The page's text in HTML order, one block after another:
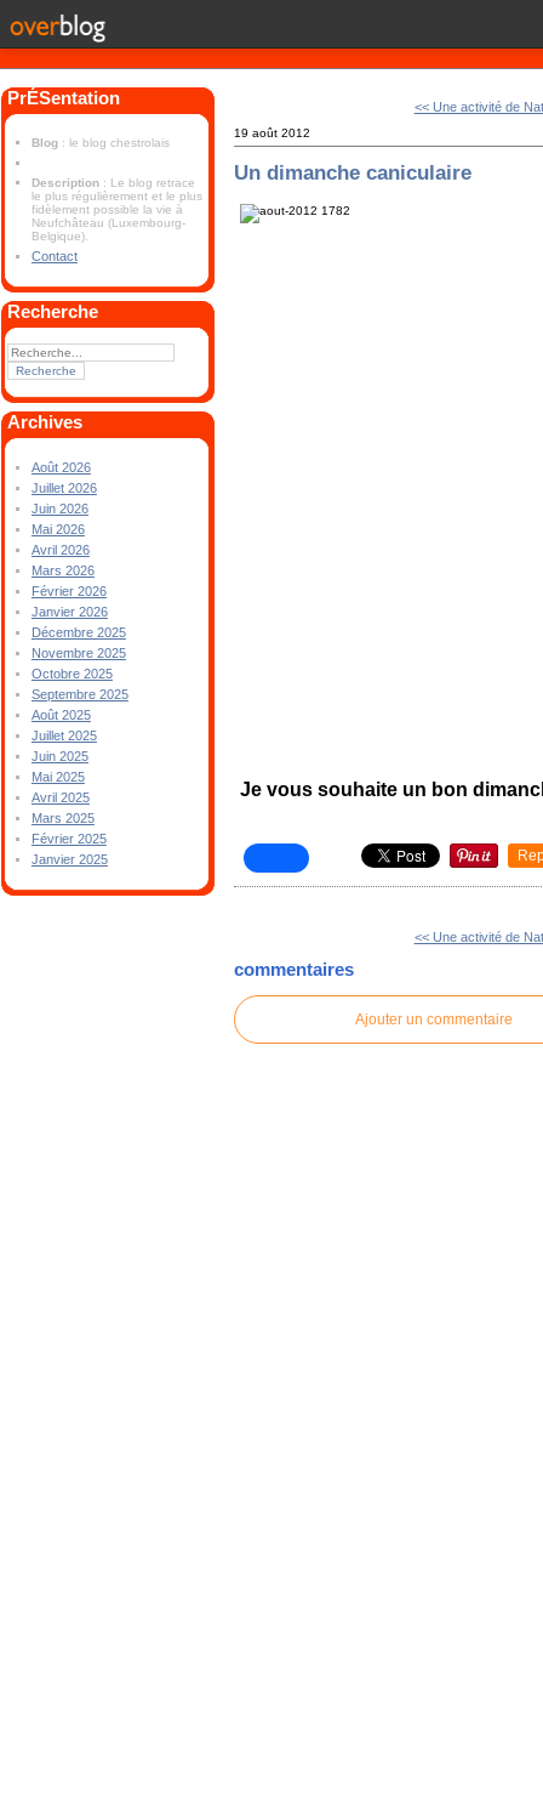
PrÉSentation
Blog : le blog chestrolais
Description : Le blog retrace
le plus régulièrement et le plus
fidèlement possible la vie à
Neufchâteau (Luxembourg-
Belgique).
Contact
Recherche
Archives
Août 2026
Juillet 2026
Juin 2026
Mai 2026
Avril 2026
Mars 2026
Février 2026
Janvier 2026
Décembre 2025
Novembre 2025
Octobre 2025
Septembre 2025
Août 2025
Juillet 2025
Juin 2025
Mai 2025
Avril 2025
Mars 2025
Février 2025
Janvier 2025
<< Une activité de
19 août 2012
Un dimanche caniculaire
Je vous souhaite un bon
<< Une activité de
commentaires
Ajouter un commentaire